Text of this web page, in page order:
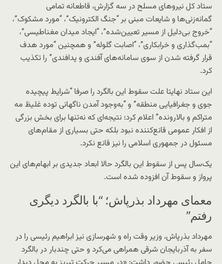
ستاد کل نیروهای مسلح در سه گزارش، قاطعانه تمامی
گمانه‌زنی‌ها و شایعات مبنی بر “جنگ الکترونیک”، “مورد مشکوک”،
“خروج بی‌دلیل از مسیر تعیین‌شده”، “ایجاد میدان مغناطیسی”،
“بمب‌گذاری و خرابکاری”، “اصابت گلوله” و همچنین “مورد هدف
قرار گرفته شدن از سوی سامانه‌های آفندی و پدافندی” را تکذیب
کرد.
این ستاد نهایتا علت سقوط این بالگرد را صرفا “شرایط پیچیده
جوی و جغرافیایی منطقه” و “به‌وجود آمدن ناگهانی توده غلیظ مه
متراکم و بالارونده” اعلام کرد؛ نتیجه‌ای که نه‌تنها برای بخش بزرگی
از افکار عمومی قانع‌کننده نبود بلکه حتی بسیاری از مقام‌های
مسئول در جمهوری اسلامی را نیز قانع نکرد.
یک‌سال پس از سقوط این بالگرد حالا ابعاد جدیدی بر ابهام‌های این
پرواز و سقوط آن افزوده شده است.
معمای مهرداد بذرپاش؛ “با بالگرد دیگری
رفتم”
مهرداد بذرپاش، وزیر وقت راه و شهرسازی نیز ابراهیم رئیسی را در
سفر به آذربایجان شرقی همراهی می‌کرد و حتی چندبار در بالگرد